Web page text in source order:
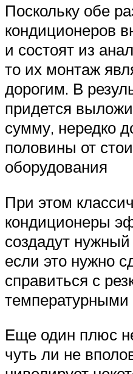
Поскольку обе
кондиционеров
и состоят из
то их монтаж
дорогим. В
придется
сумму, нередко
половины от
оборудования
При этом
кондиционеры
создадут
если это нужно
справиться с
температурными
Еще один плюс
чуть ли не